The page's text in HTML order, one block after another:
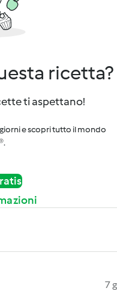
ricetta?
ti aspettano!
e scopri tutto il mondo
7 g